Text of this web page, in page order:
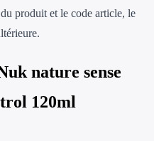
produit et le code article, le
nature sense
120ml